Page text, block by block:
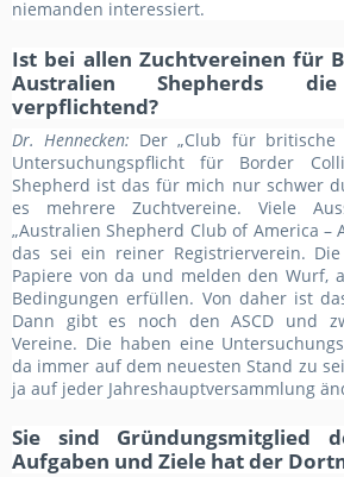
niemanden interessiert.
Ist bei allen Zuchtvereinen für
Australien Shepherds die
verpflichtend?
Dr. Hennecken: Der „Club für britische
Untersuchungspflicht für Border
Shepherd ist das für mich nur schwer
es mehrere Zuchtvereine. Viele
„Australien Shepherd Club of America –
das sei ein reiner Registrierverein.
Papiere von da und melden den Wurf,
Bedingungen erfüllen. Von daher ist
Dann gibt es noch den ASCD und
Vereine. Die haben eine
da immer auf dem neuesten Stand zu
ja auf jeder Jahreshauptversammlung
Sie sind Gründungsmitglied
Aufgaben und Ziele hat der